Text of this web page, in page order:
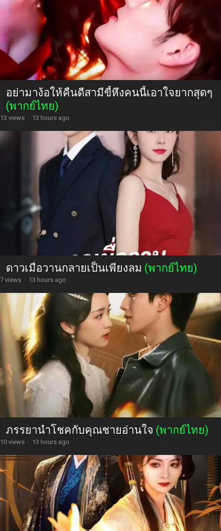
อย่ามาง้อให้คืนดีสามีขี้หึงคนนี้เอาใจยากสุดๆ
(พากย์ไทย)
13 views · 13 hours ago
ดาวเมื่อวานกลายเป็นเพียงลม (พากย์ไทย)
7 views · 13 hours ago
ภรรยานำโชคกับคุณชายอ่านใจ (พากย์ไทย)
10 views · 13 hours ago